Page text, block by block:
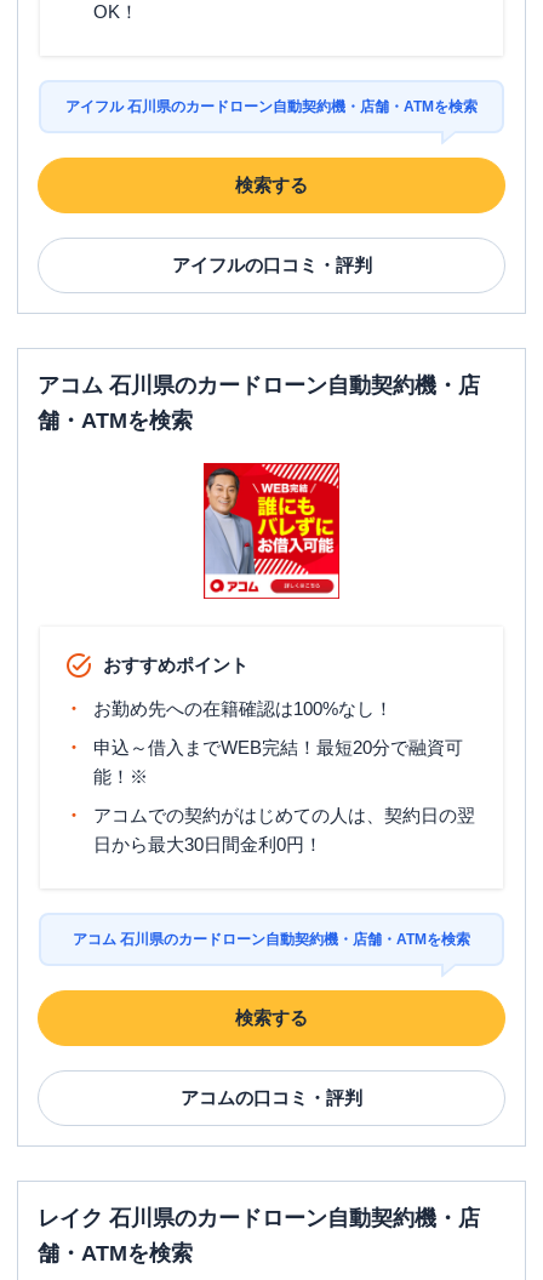
OK！
アイフル 石川県のカードローン自動契約機・店舗・ATMを検索
検索する
アイフルの口コミ・評判
アコム 石川県のカードローン自動契約機・店
舗・ATMを検索
おすすめポイント
お勤め先への在籍確認は100%なし！
申込～借入までWEB完結！最短20分で融資可
能！※
アコムでの契約がはじめての人は、契約日の翌
日から最大30日間金利0円！
アコム 石川県のカードローン自動契約機・店舗・ATMを検索
検索する
アコムの口コミ・評判
レイク 石川県のカードローン自動契約機・店
舗・ATMを検索